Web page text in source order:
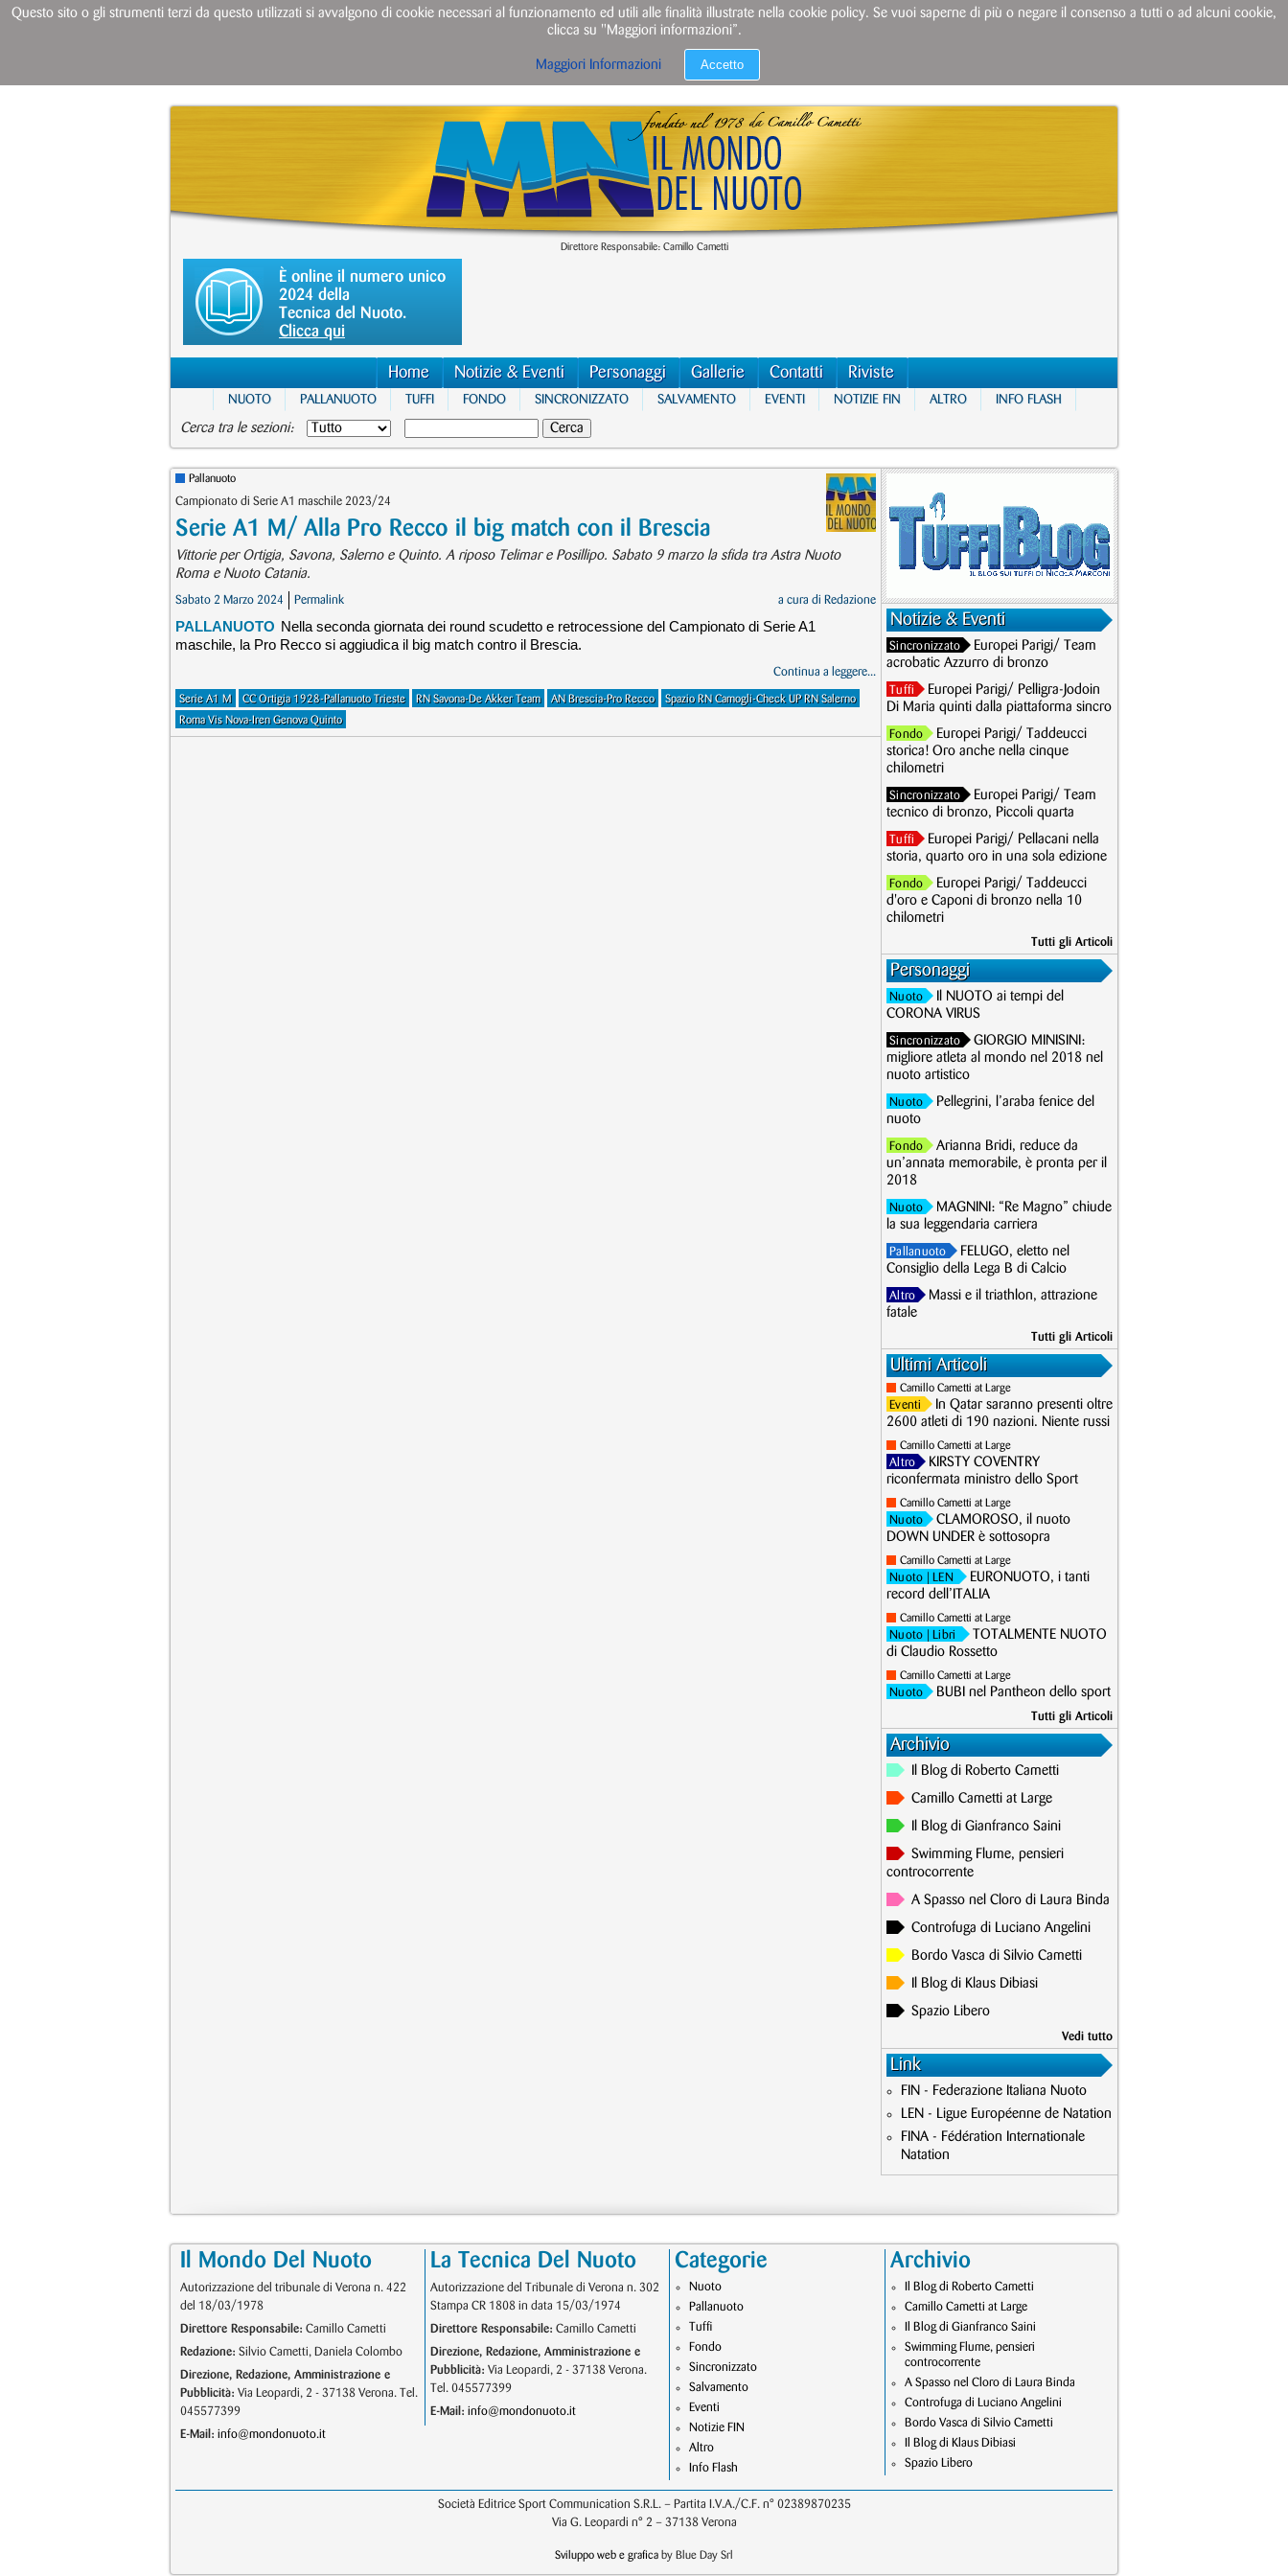
Direttore Responsabile: Camillo Cametti
È online il numero unico
2024 della
Tecnica del Nuoto.
Clicca qui
Home Notizie & Eventi Personaggi Gallerie Contatti Riviste
NUOTO PALLANUOTO TUFFI FONDO SINCRONIZZATO SALVAMENTO EVENTI NOTIZIE FIN ALTRO INFO FLASH
Cerca tra le sezioni:
Pallanuoto
Campionato di Serie A1 maschile 2023/24
Serie A1 M/ Alla Pro Recco il big match con il Brescia
Vittorie per Ortigia, Savona, Salerno e Quinto. A riposo Telimar e Posillipo. Sabato 9 marzo la sfida tra Astra Nuoto
Roma e Nuoto Catania.
Sabato 2 Marzo 2024 Permalink a cura di Redazione
PALLANUOTO Nella seconda giornata dei round scudetto e retrocessione del Campionato di Serie A1
maschile, la Pro Recco si aggiudica il big match contro il Brescia.
Continua a leggere...
Serie A1 M CC Ortigia 1928-Pallanuoto Trieste RN Savona-De Akker Team AN Brescia-Pro Recco
Spazio RN Camogli-Check UP RN Salerno
Roma Vis Nova-Iren Genova Quinto
Notizie & Eventi
Sincronizzato
Europei Parigi/ Team
acrobatic Azzurro di bronzo
Tuffi
Europei Parigi/ Pelligra-Jodoin
Di Maria quinti dalla piattaforma sincro
Fondo
Europei Parigi/ Taddeucci
storica! Oro anche nella cinque
chilometri
Sincronizzato
Europei Parigi/ Team
tecnico di bronzo, Piccoli quarta
Tuffi
Europei Parigi/ Pellacani nella
storia, quarto oro in una sola edizione
Fondo
Europei Parigi/ Taddeucci
d'oro e Caponi di bronzo nella 10
chilometri
Tutti gli Articoli
Personaggi
Nuoto
Il NUOTO ai tempi del
CORONA VIRUS
Sincronizzato
GIORGIO MINISINI:
migliore atleta al mondo nel 2018 nel
nuoto artistico
Nuoto
Pellegrini, l’araba fenice del
nuoto
Fondo
Arianna Bridi, reduce da
un’annata memorabile, è pronta per il
2018
Nuoto
MAGNINI: “Re Magno” chiude
la sua leggendaria carriera
Pallanuoto
FELUGO, eletto nel
Consiglio della Lega B di Calcio
Altro
Massi e il triathlon, attrazione
fatale
Tutti gli Articoli
Ultimi Articoli
Camillo Cametti at Large
Eventi
In Qatar saranno presenti oltre
2600 atleti di 190 nazioni. Niente russi
Camillo Cametti at Large
Altro
KIRSTY COVENTRY
riconfermata ministro dello Sport
Camillo Cametti at Large
Nuoto
CLAMOROSO, il nuoto
DOWN UNDER è sottosopra
Camillo Cametti at Large
Nuoto | LEN
EURONUOTO, i tanti
record dell’ITALIA
Camillo Cametti at Large
Nuoto | Libri
TOTALMENTE NUOTO
di Claudio Rossetto
Camillo Cametti at Large
Nuoto BUBI nel Pantheon dello sport
Tutti gli Articoli
Archivio
Il Blog di Roberto Cametti
Camillo Cametti at Large
Il Blog di Gianfranco Saini
Swimming Flume, pensieri
controcorrente
A Spasso nel Cloro di Laura Binda
Controfuga di Luciano Angelini
Bordo Vasca di Silvio Cametti
Il Blog di Klaus Dibiasi
Spazio Libero
Vedi tutto
Link
FIN - Federazione Italiana Nuoto
LEN - Ligue Européenne de Natation
FINA - Fédération Internationale
Natation
Il Mondo Del Nuoto
Autorizzazione del tribunale di Verona n. 422
del 18/03/1978
Direttore Responsabile: Camillo Cametti
Redazione: Silvio Cametti, Daniela Colombo
Direzione, Redazione, Amministrazione e
Pubblicità: Via Leopardi, 2 - 37138 Verona. Tel.
045577399
E-Mail: info@mondonuoto.it
La Tecnica Del Nuoto
Autorizzazione del Tribunale di Verona n. 302
Stampa CR 1808 in data 15/03/1974
Direttore Responsabile: Camillo Cametti
Direzione, Redazione, Amministrazione e
Pubblicità: Via Leopardi, 2 - 37138 Verona.
Tel. 045577399
E-Mail: info@mondonuoto.it
Categorie
Nuoto
Pallanuoto
Tuffi
Fondo
Sincronizzato
Salvamento
Eventi
Notizie FIN
Altro
Info Flash
Archivio
Il Blog di Roberto Cametti
Camillo Cametti at Large
Il Blog di Gianfranco Saini
Swimming Flume, pensieri
controcorrente
A Spasso nel Cloro di Laura Binda
Controfuga di Luciano Angelini
Bordo Vasca di Silvio Cametti
Il Blog di Klaus Dibiasi
Spazio Libero
Società Editrice Sport Communication S.R.L. – Partita I.V.A./C.F. n° 02389870235
Via G. Leopardi n° 2 – 37138 Verona
Sviluppo web e grafica by Blue Day Srl
Questo sito o gli strumenti terzi da questo utilizzati si avvalgono di cookie necessari al funzionamento ed utili alle finalità illustrate nella cookie policy. Se vuoi saperne di più o negare il consenso a tutti o ad alcuni cookie,
clicca su "Maggiori informazioni”.
Maggiori Informazioni Accetto